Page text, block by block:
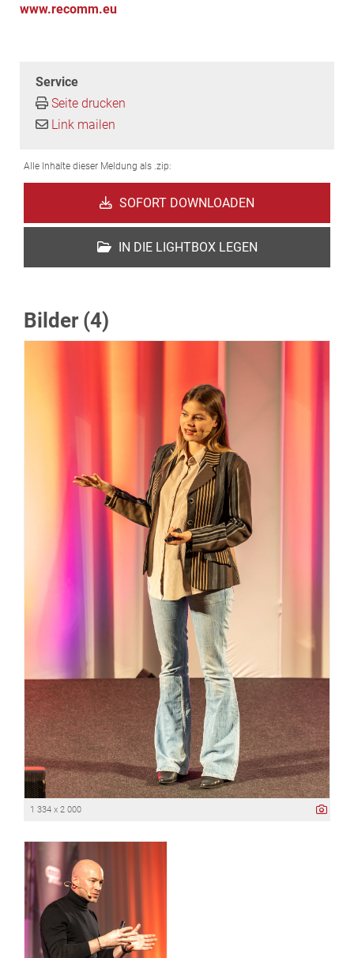
www.recomm.eu
Service
Seite drucken
Link mailen
Alle Inhalte dieser Meldung als .zip:
SOFORT DOWNLOADEN
IN DIE LIGHTBOX LEGEN
Bilder (4)
1 334 x 2 000